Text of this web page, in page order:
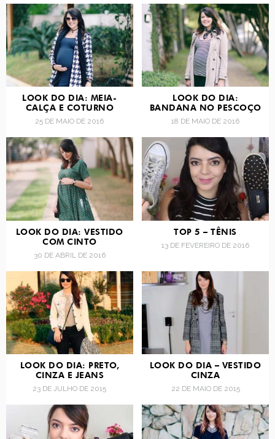
LOOK DO DIA: MEIA-
CALÇA E COTURNO
25 DE MAIO DE 2016
LOOK DO DIA:
BANDANA NO PESCOÇO
18 DE MAIO DE 2016
LOOK DO DIA: VESTIDO
COM CINTO
30 DE ABRIL DE 2016
TOP 5 – TÊNIS
13 DE FEVEREIRO DE 2016
LOOK DO DIA: PRETO,
CINZA E JEANS
23 DE JULHO DE 2015
LOOK DO DIA – VESTIDO
CINZA
22 DE MAIO DE 2015